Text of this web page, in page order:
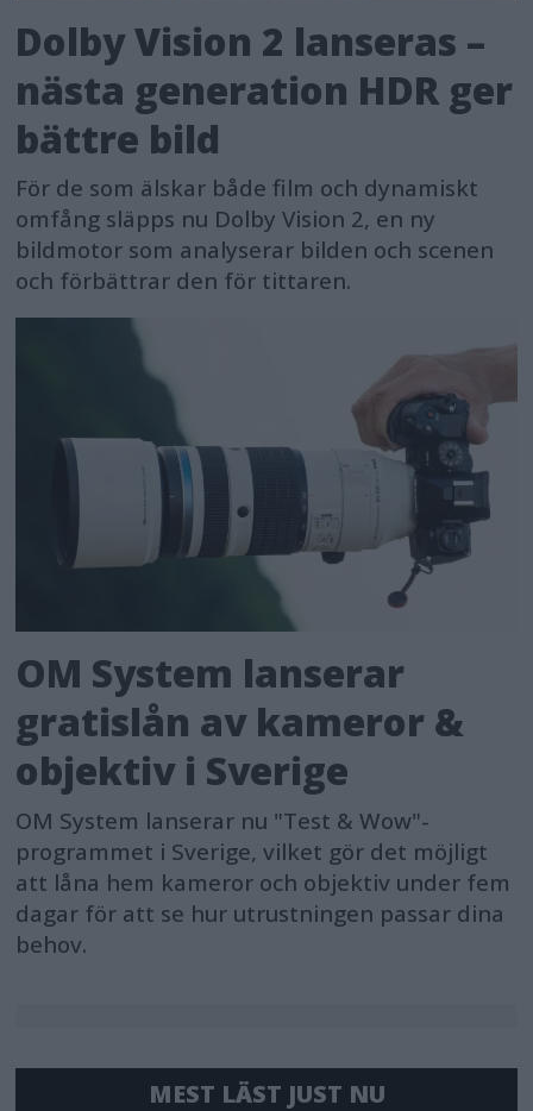
Dolby Vision 2 lanseras –
nästa generation HDR ger
bättre bild
För de som älskar både film och dynamiskt
omfång släpps nu Dolby Vision 2, en ny
bildmotor som analyserar bilden och scenen
och förbättrar den för tittaren.
OM System lanserar
gratislån av kameror &
objektiv i Sverige
OM System lanserar nu "Test & Wow"-
programmet i Sverige, vilket gör det möjligt
att låna hem kameror och objektiv under fem
dagar för att se hur utrustningen passar dina
behov.
MEST LÄST JUST NU